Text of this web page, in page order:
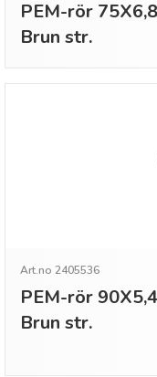
PEM-rör
Brun str.
Art.no 2405536
PEM-rör
Brun str.